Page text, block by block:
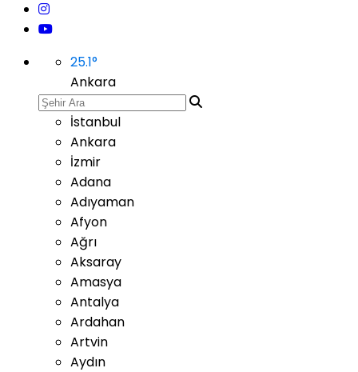
25.1°
Ankara
İstanbul
Ankara
İzmir
Adana
Adıyaman
Afyon
Ağrı
Aksaray
Amasya
Antalya
Ardahan
Artvin
Aydın